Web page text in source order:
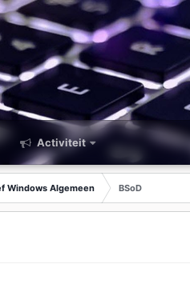
Activiteit
Windows Algemeen BSoD